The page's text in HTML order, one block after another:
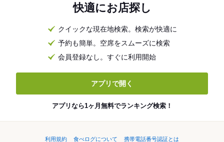
快適にお店探し
クイックな現在地検索。検索が快適に
予約も簡単。空席をスムーズに検索
会員登録なし。すぐに利用開始
アプリで開く
アプリなら1ヶ月無料でランキング検索！
利用規約 食べログについて
携帯電話番号認証とは